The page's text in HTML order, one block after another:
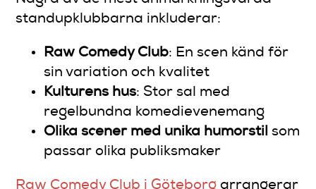
standupklubbarna inkluderar:
Raw Comedy Club: En scen känd för
sin variation och kvalitet
Kulturens hus: Stor sal med
regelbundna komedievenemang
Olika scener med unika humorstil som
passar olika publiksmaker
Raw Comedy Club i Göteborg arrangerar